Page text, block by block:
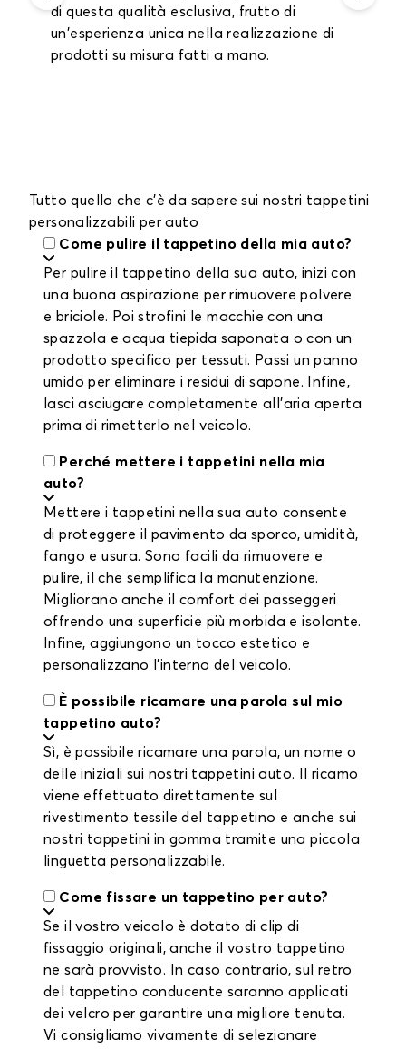
Tutto quello che c'è da sapere sui nostri tappetini
personalizzabili per auto
Come pulire il tappetino della mia auto?
Per pulire il tappetino della sua auto, inizi con
una buona aspirazione per rimuovere polvere
e briciole. Poi strofini le macchie con una
spazzola e acqua tiepida saponata o con un
prodotto specifico per tessuti. Passi un panno
umido per eliminare i residui di sapone. Infine,
lasci asciugare completamente all’aria aperta
prima di rimetterlo nel veicolo.
Perché mettere i tappetini nella mia
auto?
Mettere i tappetini nella sua auto consente
di proteggere il pavimento da sporco, umidità,
fango e usura. Sono facili da rimuovere e
pulire, il che semplifica la manutenzione.
Migliorano anche il comfort dei passeggeri
offrendo una superficie più morbida e isolante.
Infine, aggiungono un tocco estetico e
personalizzano l’interno del veicolo.
È possibile ricamare una parola sul mio
tappetino auto?
Sì, è possibile ricamare una parola, un nome o
delle iniziali sui nostri tappetini auto. Il ricamo
viene effettuato direttamente sul
rivestimento tessile del tappetino e anche sui
nostri tappetini in gomma tramite una piccola
linguetta personalizzabile.
Come fissare un tappetino per auto?
Se il vostro veicolo è dotato di clip di
fissaggio originali, anche il vostro tappetino
ne sarà provvisto. In caso contrario, sul retro
del tappetino conducente saranno applicati
dei velcro per garantire una migliore tenuta.
Vi consigliamo vivamente di selezionare